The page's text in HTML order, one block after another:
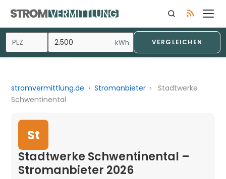
kWh VERGLEICHEN
stromvermittlung.de › Stromanbieter ›
Stadtwerke
Schwentinental
St
Stadtwerke Schwentinental –
Stromanbieter 2026